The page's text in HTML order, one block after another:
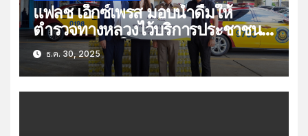
แฟลช เอ็กซ์เพรส มอบน้ำดื่มให้
ตำรวจทางหลวงไว้บริการประชาชน
ช่วงเทศกาลปีใหม่
ธ.ค. 30, 2025